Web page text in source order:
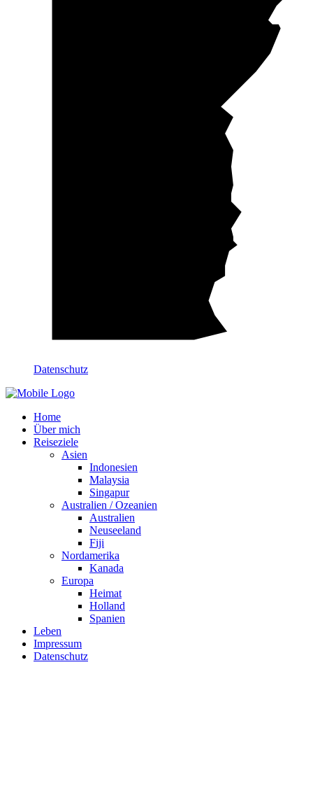
Datenschutz
Home
Über mich
Reiseziele
Asien
Indonesien
Malaysia
Singapur
Australien / Ozeanien
Australien
Neuseeland
Fiji
Nordamerika
Kanada
Europa
Heimat
Holland
Spanien
Leben
Impressum
Datenschutz